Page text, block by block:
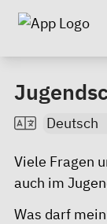
Viele Fragen
auch im
Was darf